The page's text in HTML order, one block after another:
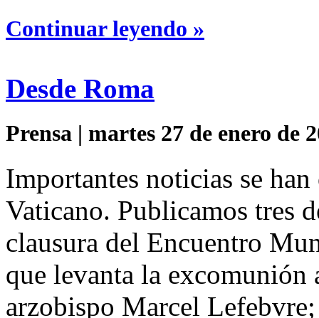
Continuar leyendo »
Desde Roma
Prensa | martes 27 de enero de
Importantes noticias se
Vaticano. Publicamos tres
clausura del Encuentro
que levanta la excomunión
arzobispo Marcel